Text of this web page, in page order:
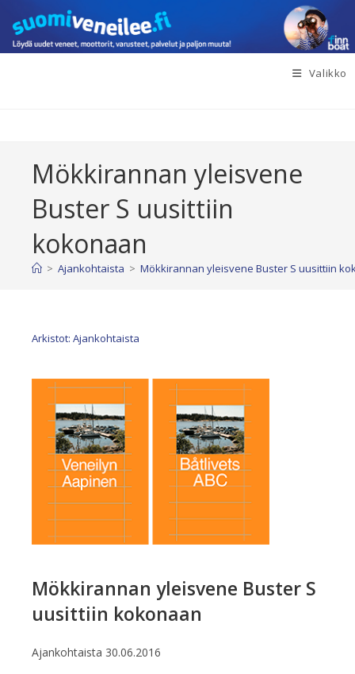
suoraan
sisältöön
Valikko
Mökkirannan yleisvene
Buster S uusittiin
kokonaan
> Ajankohtaista > Mökkirannan yleisvene Buster S uusittiin
Arkistot: Ajankohtaista
Mökkirannan yleisvene Buster S
uusittiin kokonaan
Ajankohtaista 30.06.2016